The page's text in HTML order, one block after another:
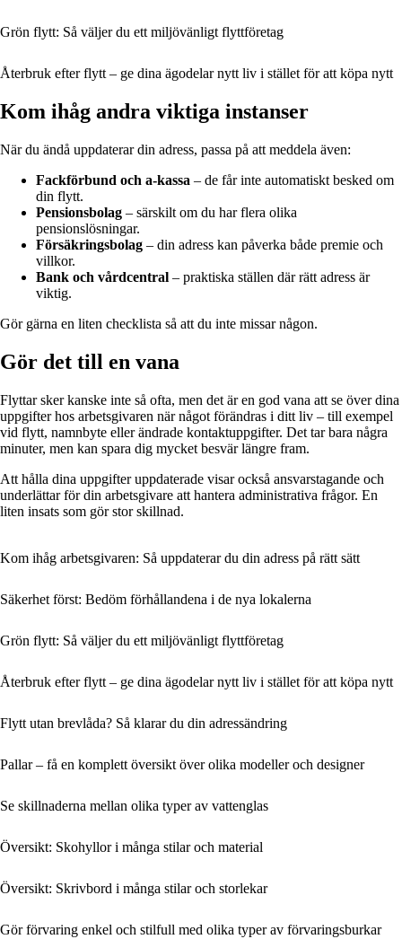
Grön flytt: Så väljer du ett miljövänligt flyttföretag
Återbruk efter flytt – ge dina ägodelar nytt liv i stället för att köpa nytt
Kom ihåg andra viktiga instanser
När du ändå uppdaterar din adress, passa på att meddela även:
Fackförbund och a-kassa – de får inte automatiskt besked om
din flytt.
Pensionsbolag – särskilt om du har flera olika
pensionslösningar.
Försäkringsbolag – din adress kan påverka både premie och
villkor.
Bank och vårdcentral – praktiska ställen där rätt adress är
viktig.
Gör gärna en liten checklista så att du inte missar någon.
Gör det till en vana
Flyttar sker kanske inte så ofta, men det är en god vana att se över dina
uppgifter hos arbetsgivaren när något förändras i ditt liv – till exempel
vid flytt, namnbyte eller ändrade kontaktuppgifter. Det tar bara några
minuter, men kan spara dig mycket besvär längre fram.
Att hålla dina uppgifter uppdaterade visar också ansvarstagande och
underlättar för din arbetsgivare att hantera administrativa frågor. En
liten insats som gör stor skillnad.
Kom ihåg arbetsgivaren: Så uppdaterar du din adress på rätt sätt
Säkerhet först: Bedöm förhållandena i de nya lokalerna
Grön flytt: Så väljer du ett miljövänligt flyttföretag
Återbruk efter flytt – ge dina ägodelar nytt liv i stället för att köpa nytt
Flytt utan brevlåda? Så klarar du din adressändring
Pallar – få en komplett översikt över olika modeller och designer
Se skillnaderna mellan olika typer av vattenglas
Översikt: Skohyllor i många stilar och material
Översikt: Skrivbord i många stilar och storlekar
Gör förvaring enkel och stilfull med olika typer av förvaringsburkar